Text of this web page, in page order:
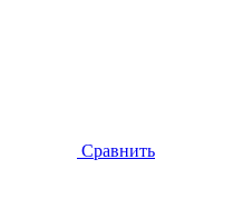
Сравнить